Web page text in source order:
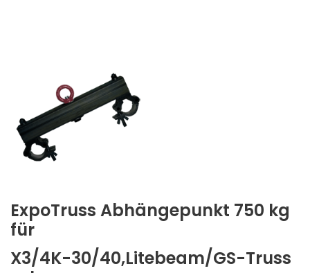
ExpoTruss Abhängepunkt 750 kg
für
X3/4K-30/40,Litebeam/GS-Truss